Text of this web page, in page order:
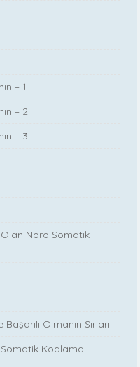
– 1
– 2
– 3
Olan Nöro Somatik
Olmanın Sırları
Somatik Kodlama